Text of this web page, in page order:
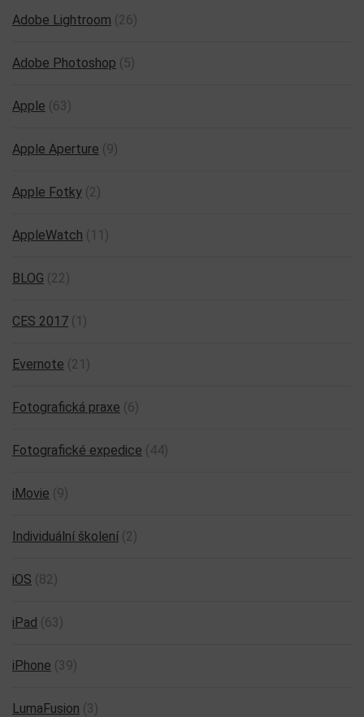
Adobe Lightroom (26)
Adobe Photoshop (5)
Apple (63)
Apple Aperture (9)
Apple Fotky (2)
AppleWatch (11)
BLOG (22)
CES 2017 (1)
Evernote (21)
Fotografická praxe (6)
Fotografické expedice (44)
iMovie (9)
Individuální školení (2)
iOS (82)
iPad (63)
iPhone (39)
LumaFusion (3)